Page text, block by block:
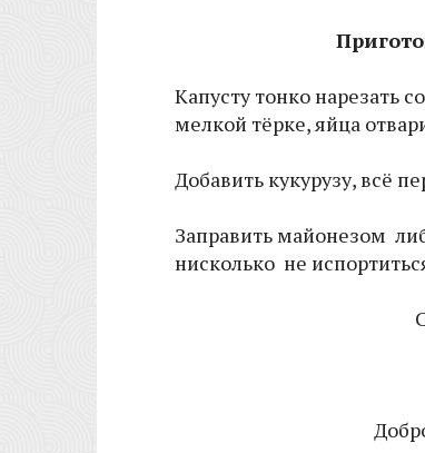
Капусту тонко нарезать
мелкой тёрке, яйца
Добавить кукурузу, всё
Заправить майонезом
нисколько не